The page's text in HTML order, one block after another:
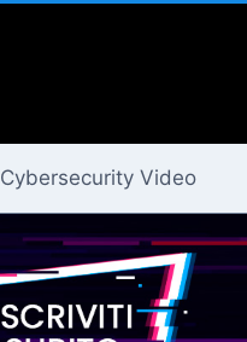
Cybersecurity Video